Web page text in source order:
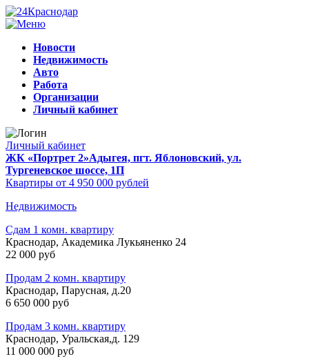
Новости
Недвижимость
Авто
Работа
Организации
Личный кабинет
Личный кабинет
ЖК «Портрет 2»Адыгея, пгт. Яблоновский, ул.
Тургеневское шоссе, 1П
Квартиры от 4 950 000 рублей
Недвижимость
Сдам 1 комн. квартиру
Краснодар, Академика Лукьяненко 24
22 000 руб
Продам 2 комн. квартиру
Краснодар, Парусная, д.20
6 650 000 руб
Продам 3 комн. квартиру
Краснодар, Уральская,д. 129
11 000 000 руб